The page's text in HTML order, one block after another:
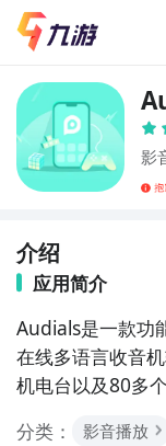
影
介绍
应用简介
Audials是一款功
在线多语言收音
机电台以及80多
分类：
影音播放